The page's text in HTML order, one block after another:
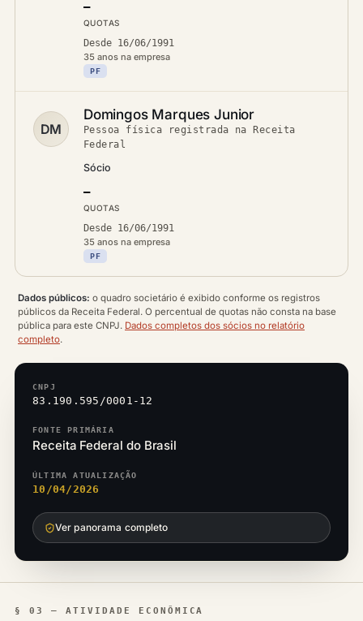
—
QUOTAS
Desde 16/06/1991
35 anos na empresa
PF
DM
Domingos Marques Junior
Pessoa física registrada na Receita
Federal
Sócio
—
QUOTAS
Desde 16/06/1991
35 anos na empresa
PF
Dados públicos: o quadro societário é exibido conforme os registros
públicos da Receita Federal. O percentual de quotas não consta na base
pública para este CNPJ. Dados completos dos sócios no relatório
completo.
CNPJ
83.190.595/0001-12
FONTE PRIMÁRIA
Receita Federal do Brasil
ÚLTIMA ATUALIZAÇÃO
10/04/2026
Ver panorama completo
§ 03 — ATIVIDADE ECONÔMICA